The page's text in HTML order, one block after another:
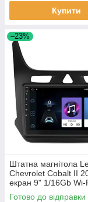
Купити
–23%
Штатна магнітола
Chevrolet Cobalt II
екран 9" 1/16Gb Wi-
Base Шевроле
Готово до відправки